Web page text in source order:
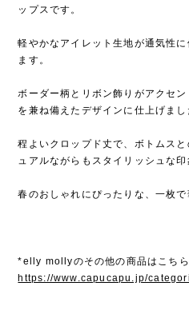
ップスです。
軽やかなアイレット生地が通気性
ます。
ボーダー柄とリボン飾りがアクセ
を兼ね備えたデザインに仕上げまし
程よいクロップド丈で、ボトムス
ュアルながらもスタイリッシュな印
春のおしゃれにぴったりな、一枚で
*elly mollyのその他の商品はこち
https://www.capucapu.jp/